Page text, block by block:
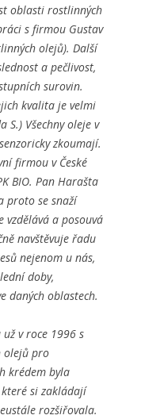
oblasti rostlinných
s firmou Gustav
olejů). Další
a pečlivost,
surovin.
kvalita je velmi
S.) Všechny oleje v
zkoumají.
firmou v České
BIO. Pan Harašta
proto se snaží
vzdělává a posouvá
navštěvuje řadu
nejenom u nás,
doby,
daných oblastech.
v roce 1996 s
olejů pro
krédem byla
si zakládají
rozšiřovala.